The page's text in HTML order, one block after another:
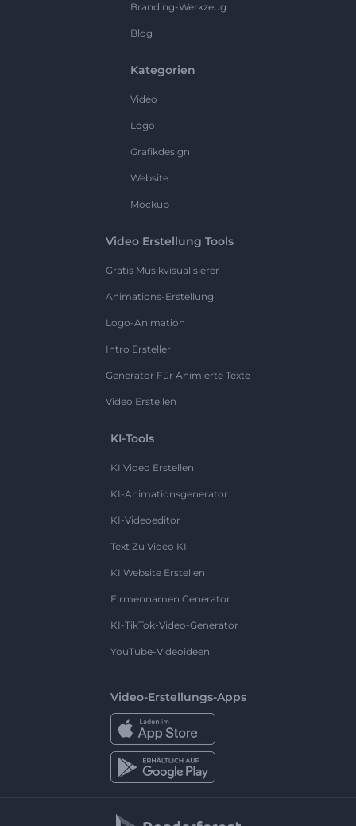
Branding-Werkzeug
Blog
Kategorien
Video
Logo
Grafikdesign
Website
Mockup
Video Erstellung Tools
Gratis Musikvisualisierer
Animations-Erstellung
Logo-Animation
Intro Ersteller
Generator Für Animierte Texte
Video Erstellen
KI-Tools
KI Video Erstellen
KI-Animationsgenerator
KI-Videoeditor
Text Zu Video KI
KI Website Erstellen
Firmennamen Generator
KI-TikTok-Video-Generator
YouTube-Videoideen
Video-Erstellungs-Apps